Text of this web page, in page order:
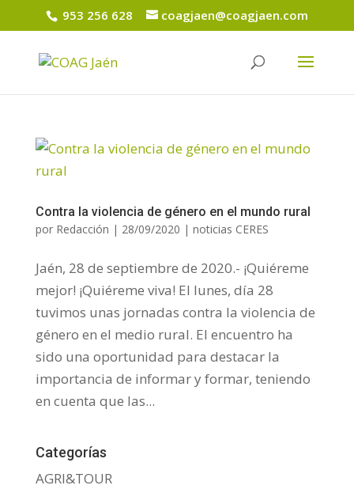
953 256 628 coagjaen@coagjaen.com
Contra la violencia de género en el mundo rural
por Redacción | 28/09/2020 | noticias CERES
Jaén, 28 de septiembre de 2020.- ¡Quiéreme
mejor! ¡Quiéreme viva! El lunes, día 28
tuvimos unas jornadas contra la violencia de
género en el medio rural. El encuentro ha
sido una oportunidad para destacar la
importancia de informar y formar, teniendo
en cuenta que las...
Categorías
AGRI&TOUR